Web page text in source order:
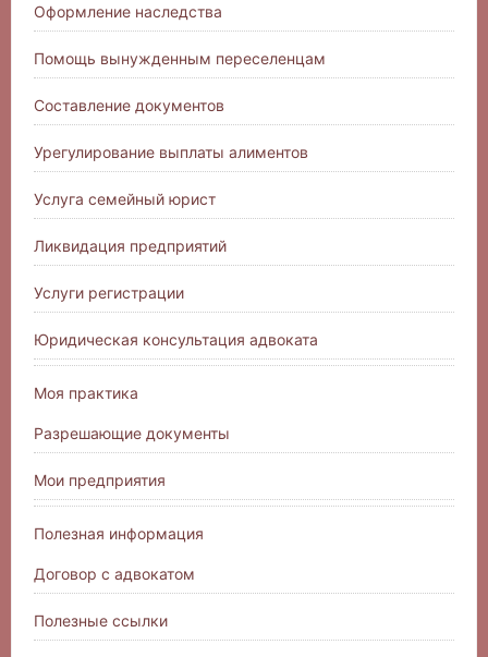
Оформление наследства
Помощь вынужденным переселенцам
Составление документов
Урегулирование выплаты алиментов
Услуга семейный юрист
Ликвидация предприятий
Услуги регистрации
Юридическая консультация адвоката
Моя практика
Разрешающие документы
Мои предприятия
Полезная информация
Договор с адвокатом
Полезные ссылки